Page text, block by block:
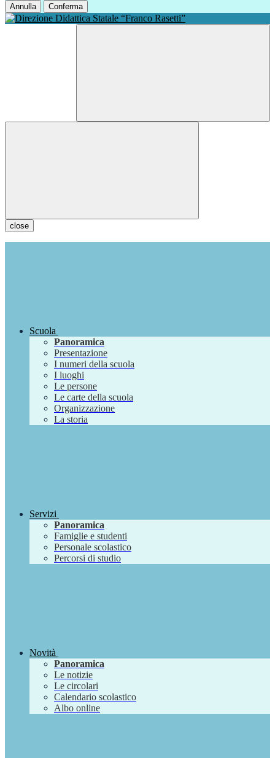
Annulla Conferma
close
Scuola
Panoramica
Presentazione
I numeri della scuola
I luoghi
Le persone
Le carte della scuola
Organizzazione
La storia
Servizi
Panoramica
Famiglie e studenti
Personale scolastico
Percorsi di studio
Novità
Panoramica
Le notizie
Le circolari
Calendario scolastico
Albo online